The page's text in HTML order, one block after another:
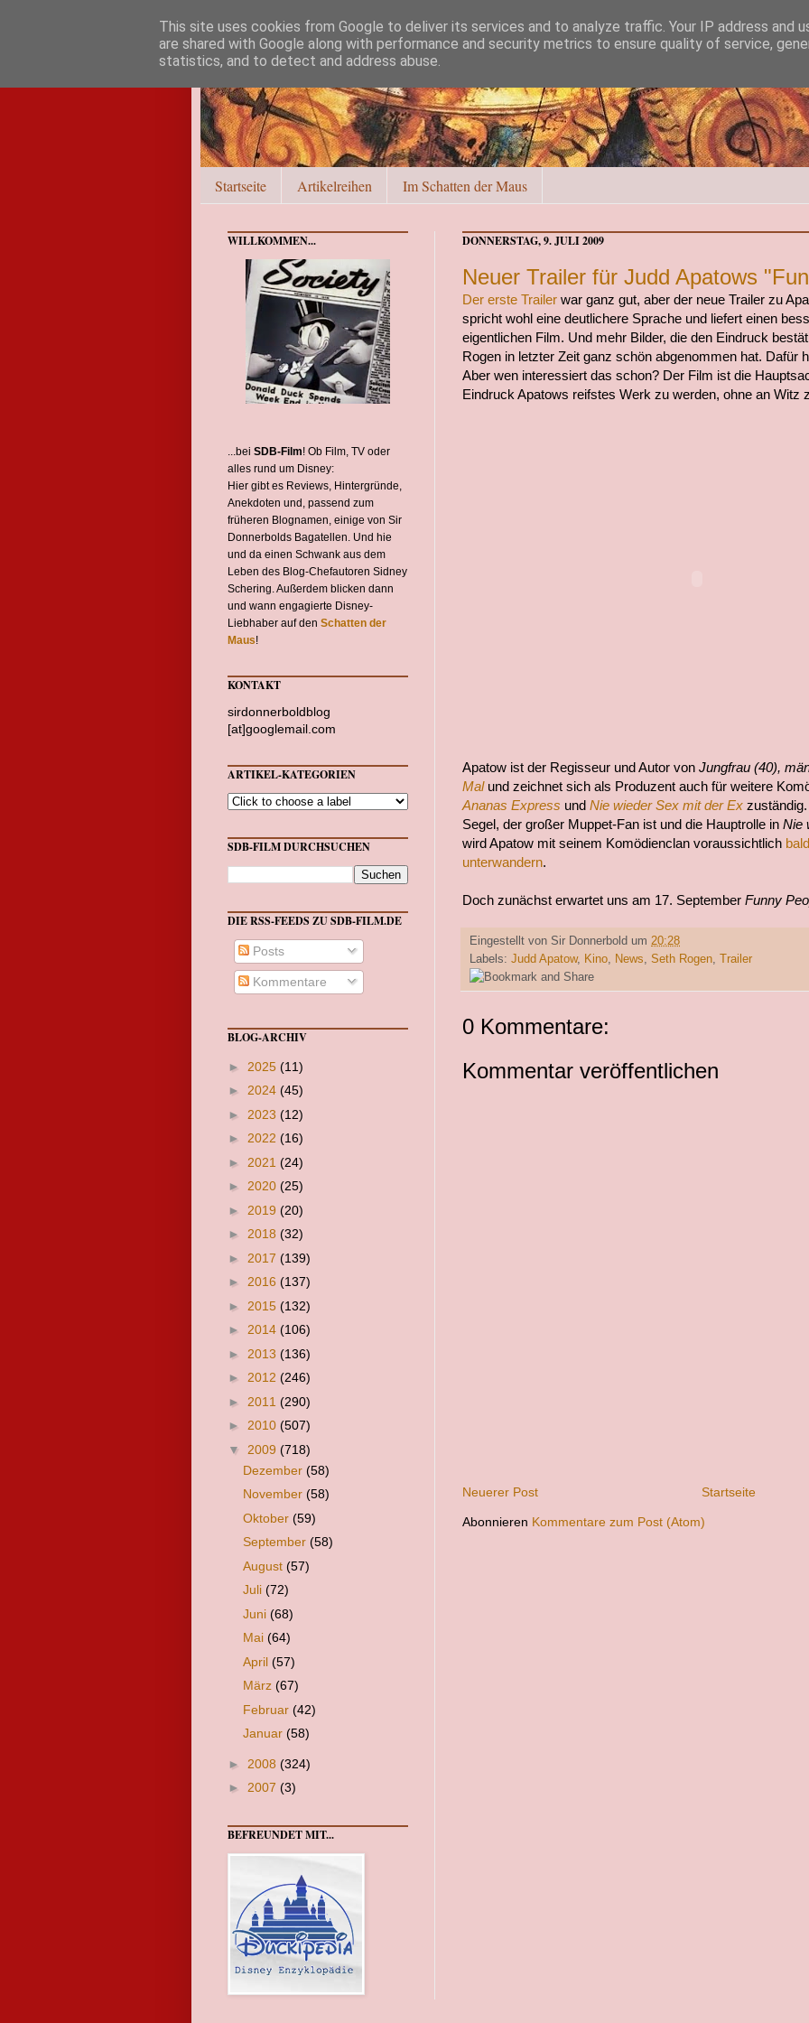
Startseite Artikelreihen Im Schatten der Maus
DONNERSTAG, 9. JULI 2009
Neuer Trailer für Judd Apatows
Der erste Trailer war ganz gut, aber der neue Trailer zu
spricht wohl eine deutlichere Sprache und liefert einen
eigentlichen Film. Und mehr Bilder, die den Eindruck
Rogen in letzter Zeit ganz schön abgenommen hat. Dafür
Aber wen interessiert das schon? Der Film ist die
Eindruck Apatows reifstes Werk zu werden, ohne an Witz
Apatow ist der Regisseur und Autor von Jungfrau (40),
Malund zeichnet sich als Produzent auch für weitere
Ananas Express und Nie wieder Sex mit der Ex
Segel, der großer Muppet-Fan ist und die Hauptrolle in Nie
wird Apatow mit seinem Komödienclan voraussichtlich
unterwandern.
Doch zunächst erwartet uns am 17. September Funny
Eingestellt von Sir Donnerbold um 20:28
Labels: Judd Apatow, Kino, News, Seth Rogen, Trailer
0 Kommentare:
Kommentar veröffentlichen
Neuerer Post Startseite
Abonnieren Kommentare zum Post (Atom)
WILLKOMMEN...
...bei SDB-Film! Ob Film, TV oder
alles rund um Disney:
Hier gibt es Reviews, Hintergründe,
Anekdoten und, passend zum
früheren Blognamen, einige von Sir
Donnerbolds Bagatellen. Und hie
und da einen Schwank aus dem
Leben des Blog-Chefautoren Sidney
Schering. Außerdem blicken dann
und wann engagierte Disney-
Liebhaber auf den Schatten der
Maus!
KONTAKT
sirdonnerboldblog
[at]googlemail.com
ARTIKEL-KATEGORIEN
SDB-FILM DURCHSUCHEN
DIE RSS-FEEDS ZU SDB-FILM.DE
Posts
Kommentare
BLOG-ARCHIV
► 2025 (11)
► 2024 (45)
► 2023 (12)
► 2022 (16)
► 2021 (24)
► 2020 (25)
► 2019 (20)
► 2018 (32)
► 2017 (139)
► 2016 (137)
► 2015 (132)
► 2014 (106)
► 2013 (136)
► 2012 (246)
► 2011 (290)
► 2010 (507)
▼ 2009 (718)
Dezember (58)
November (58)
Oktober (59)
September (58)
August (57)
Juli (72)
Juni (68)
Mai (64)
April (57)
März (67)
Februar (42)
Januar (58)
► 2008 (324)
► 2007 (3)
BEFREUNDET MIT...
This site uses cookies from Google to deliver its services and to analyze traffic. Your IP address and
are shared with Google along with performance and security metrics to ensure quality of service,
statistics, and to detect and address abuse.